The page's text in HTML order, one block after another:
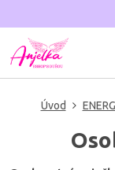
Úvod